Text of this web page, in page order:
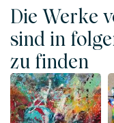
Die Werke
sind in
zu finden